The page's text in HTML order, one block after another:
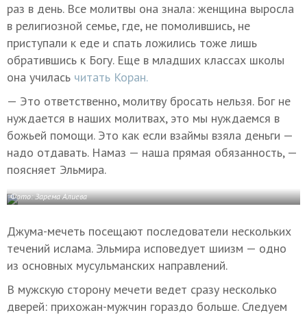
раз в день. Все молитвы она знала: женщина выросла
в религиозной семье, где, не помолившись, не
приступали к еде и спать ложились тоже лишь
обратившись к Богу. Еще в младших классах школы
она училась читать Коран.
— Это ответственно, молитву бросать нельзя. Бог не
нуждается в наших молитвах, это мы нуждаемся в
божьей помощи. Это как если взаймы взяла деньги —
надо отдавать. Намаз — наша прямая обязанность, —
поясняет Эльмира.
Фото: Зарема Алиева
Джума-мечеть посещают последователи нескольких
течений ислама. Эльмира исповедует шиизм — одно
из основных мусульманских направлений.
В мужскую сторону мечети ведет сразу несколько
дверей: прихожан-мужчин гораздо больше. Следуем